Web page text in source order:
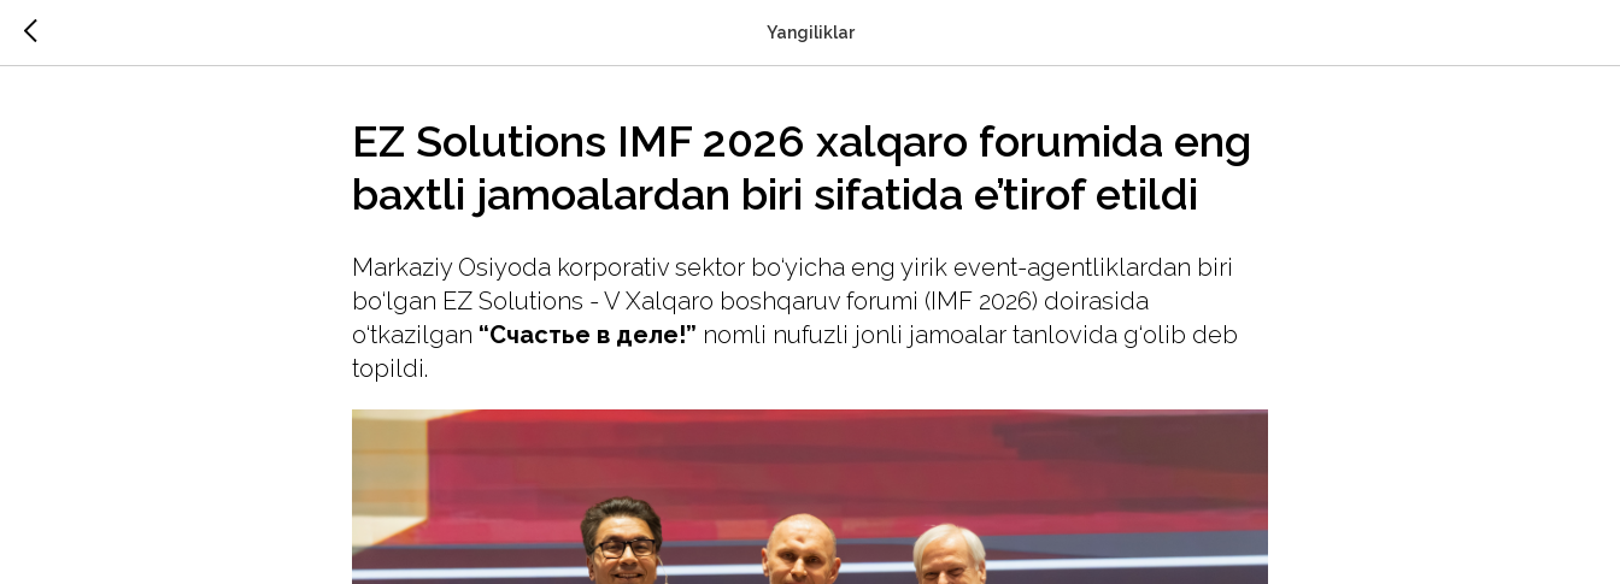
Yangiliklar
EZ Solutions IMF 2026 xalqaro forumida eng
baxtli jamoalardan biri sifatida e’tirof etildi
Markaziy Osiyoda korporativ sektor bo‘yicha eng yirik event-agentliklardan biri
bo‘lgan EZ Solutions - V Xalqaro boshqaruv forumi (IMF 2026) doirasida
o‘tkazilgan “Счастье в деле!” nomli nufuzli jonli jamoalar tanlovida g‘olib deb
topildi.